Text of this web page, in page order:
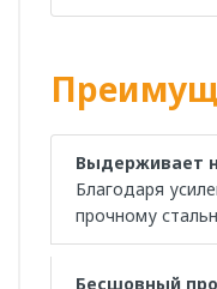
Выдерживает
Благодаря
прочному
Бесшовный